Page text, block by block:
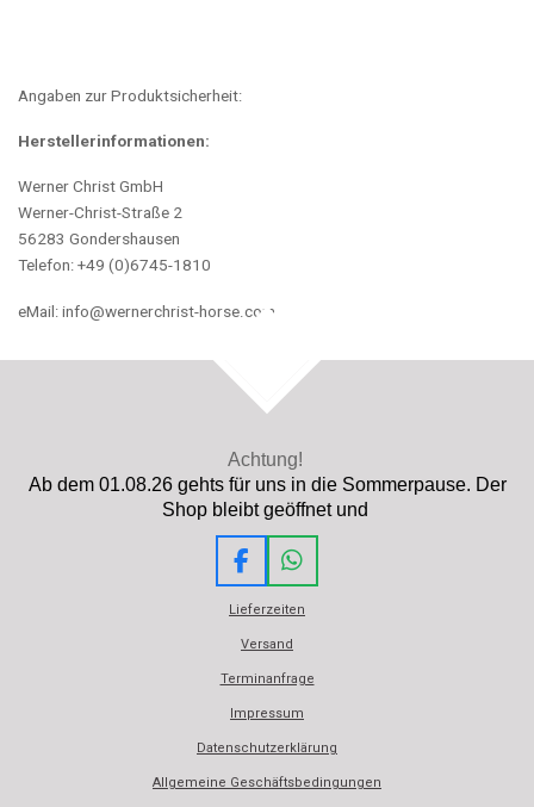
Angaben zur Produktsicherheit:
Herstellerinformationen:
Werner Christ GmbH
Werner-Christ-Straße 2
56283 Gondershausen
Telefon: +49 (0)6745-1810
eMail: info@wernerchrist-horse.com
Achtung!
Ab dem 01.08.26 gehts für uns in die Sommerpause. Der
Shop bleibt geöffnet und
F
a
c
e
o
o
W
h
a
t
A
p
Lieferzeiten
Versand
Terminanfrage
Impressum
Datenschutzerklärung
Allgemeine Geschäftsbedingungen